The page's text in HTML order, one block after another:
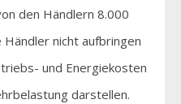
den Händlern 8.000
Händler nicht aufbringen
und Energiekosten
darstellen.